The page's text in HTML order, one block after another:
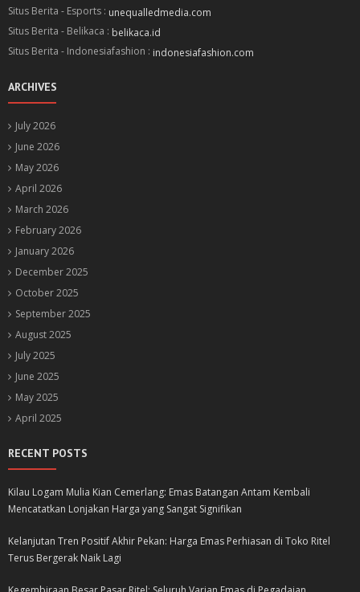
Situs Berita - Esports : unequalledmedia.com
Situs Berita - Belikaca : belikaca.id
Situs Berita - Indonesiafashion : indonesiafashion.com
ARCHIVES
July 2026
June 2026
May 2026
April 2026
March 2026
February 2026
January 2026
December 2025
October 2025
September 2025
August 2025
July 2025
June 2025
May 2025
April 2025
RECENT POSTS
Kilau Logam Mulia Kian Cemerlang: Emas Batangan Antam Kembali
Mencatatkan Lonjakan Harga yang Sangat Signifikan
Kelanjutan Tren Positif Akhir Pekan: Harga Emas Perhiasan di Toko Ritel
Terus Bergerak Naik Lagi